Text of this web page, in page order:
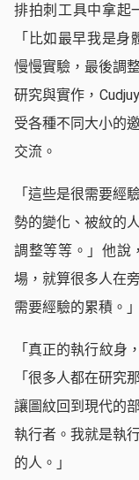
排拍刺工具中拿起
「比如最早我是
慢慢實驗，最後調
研究與實作，
受各種不同大小的
交流。
「這些是很需要經
勢的變化、被紋的
調整等等。」他說
場，就算很多人在
需要經驗的累積。
「真正的執行紋身
「很多人都在研究
讓圖紋回到現代的
執行者。我就是執
的人。」